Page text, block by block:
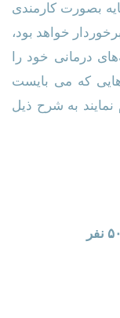
بصورت کارمندی
خواهد بود،
درمانی خود را
که می بایست
نمایند به شرح ذیل